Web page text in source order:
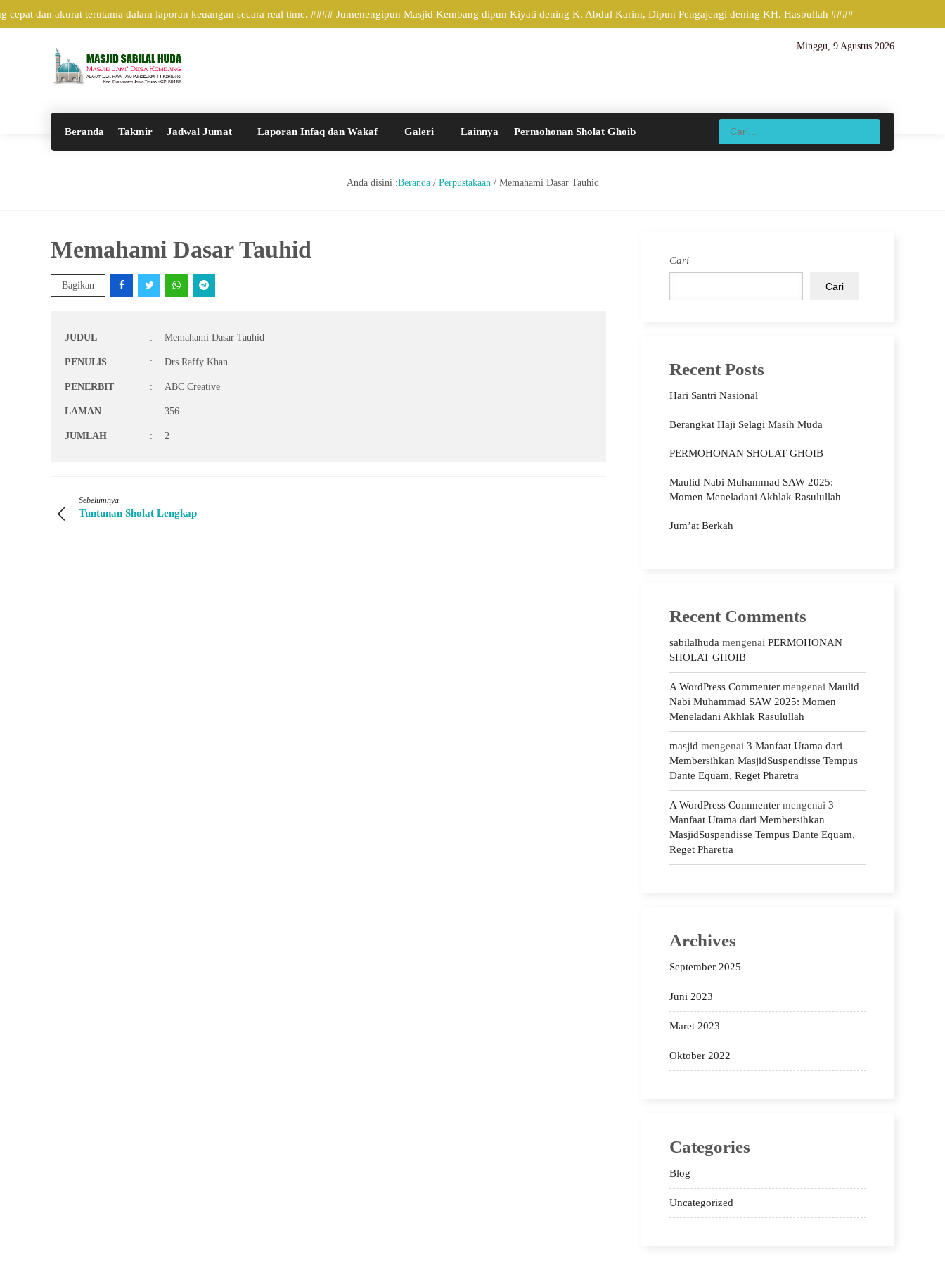
dan akurat terutama dalam laporan keuangan secara real time. #### Jumenengipun Masjid Kembang dipun Kiyati dening K. Abdul Karim, Dipun Pengajengi dening KH. Hasbullah ####
Minggu, 9 Agustus 2026
Beranda Takmir Jadwal Jumat Laporan Infaq dan Wakaf Galeri Lainnya Permohonan Sholat Ghoib
Anda disini :Beranda/ Perpustakaan/ Memahami Dasar Tauhid
Memahami Dasar Tauhid
Bagikan
JUDUL : Memahami Dasar Tauhid
PENULIS : Drs Raffy Khan
PENERBIT : ABC Creative
LAMAN : 356
JUMLAH : 2
Sebelumnya
Tuntunan Sholat Lengkap
Cari
Cari
Recent Posts
Hari Santri Nasional
Berangkat Haji Selagi Masih Muda
PERMOHONAN SHOLAT GHOIB
Maulid Nabi Muhammad SAW 2025:
Momen Meneladani Akhlak Rasulullah
Jum’at Berkah
Recent Comments
sabilalhuda mengenai PERMOHONAN
SHOLAT GHOIB
A WordPress Commenter mengenai Maulid
Nabi Muhammad SAW 2025: Momen
Meneladani Akhlak Rasulullah
masjid mengenai 3 Manfaat Utama dari
Membersihkan MasjidSuspendisse Tempus
Dante Equam, Reget Pharetra
A WordPress Commenter mengenai 3
Manfaat Utama dari Membersihkan
MasjidSuspendisse Tempus Dante Equam,
Reget Pharetra
Archives
September 2025
Juni 2023
Maret 2023
Oktober 2022
Categories
Blog
Uncategorized